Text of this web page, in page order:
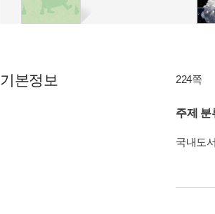
기본정보 224쪽
주제 분
국내도